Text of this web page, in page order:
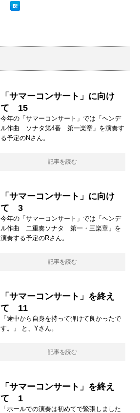
「サマーコンサート」に向け
て 15
今年の「サマーコンサート」では「ヘンデ
ル作曲 ソナタ第4番 第一楽章」を演奏す
る予定のNさん。
記事を読む
「サマーコンサート」に向け
て 3
今年の「サマーコンサート」では「ヘンデ
ル作曲 二重奏ソナタ 第一・三楽章」を
演奏する予定のRさん。
記事を読む
「サマーコンサート」を終え
て 11
「途中から自身を持って弾けて良かったで
す。」 と、Yさん。
記事を読む
「サマーコンサート」を終え
て 1
「ホールでの演奏は初めてで緊張しました